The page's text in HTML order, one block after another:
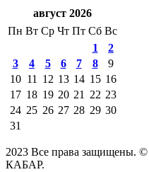
август 2026
Пн Вт Ср Чт Пт Сб Вс
1
2
3
4 5 6 7 8
9
10 11 12 13 14 15 16
17 18 19 20 21 22 23
24 25 26 27 28 29 30
31
2023 Все права защищены.
КАБАР.